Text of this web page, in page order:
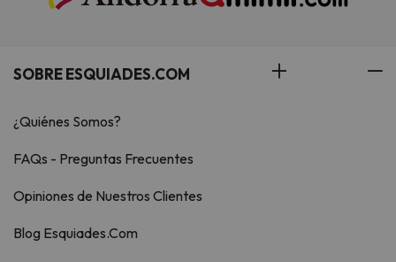
SOBRE ESQUIADES.COM
¿Quiénes Somos?
FAQs - Preguntas Frecuentes
Opiniones de Nuestros Clientes
Blog Esquiades.Com